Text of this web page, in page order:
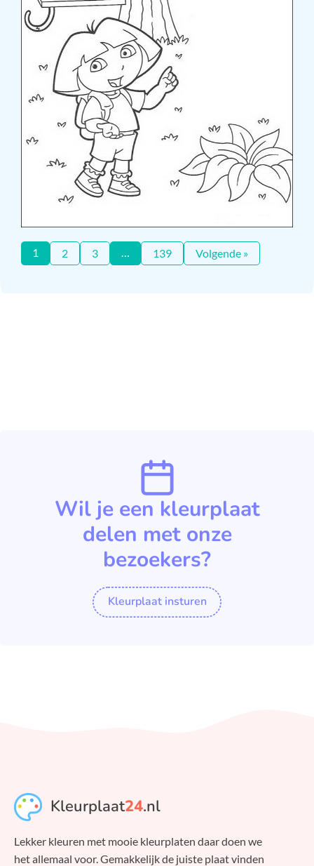
1 2 3 139 Volgende »
Wil je een kleurplaat
delen met onze
bezoekers?
Kleurplaat insturen
Kleurplaat24.nl
Lekker kleuren met mooie kleurplaten daar doen we
het allemaal voor. Gemakkelijk de juiste plaat vinden